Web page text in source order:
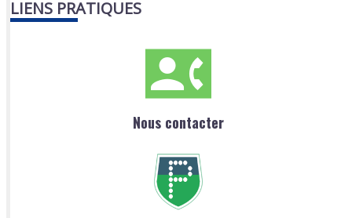
LIENS PRATIQUES
Nous contacter